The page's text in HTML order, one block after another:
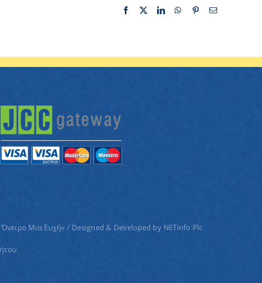
Facebook LinkedInWhatsApp
PinterestEmail
Όνειρο Μια Ευχή» / Designed & Developed by NETinfo Plc